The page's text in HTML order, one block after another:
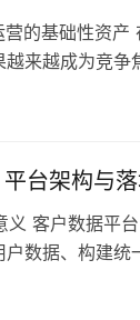
的基础性资产
来越成为竞争
台架构与
客户数据平
数据、构建统